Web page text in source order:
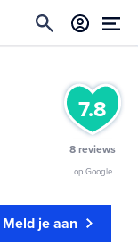
7.8
8 reviews
op Google
Meld je aan